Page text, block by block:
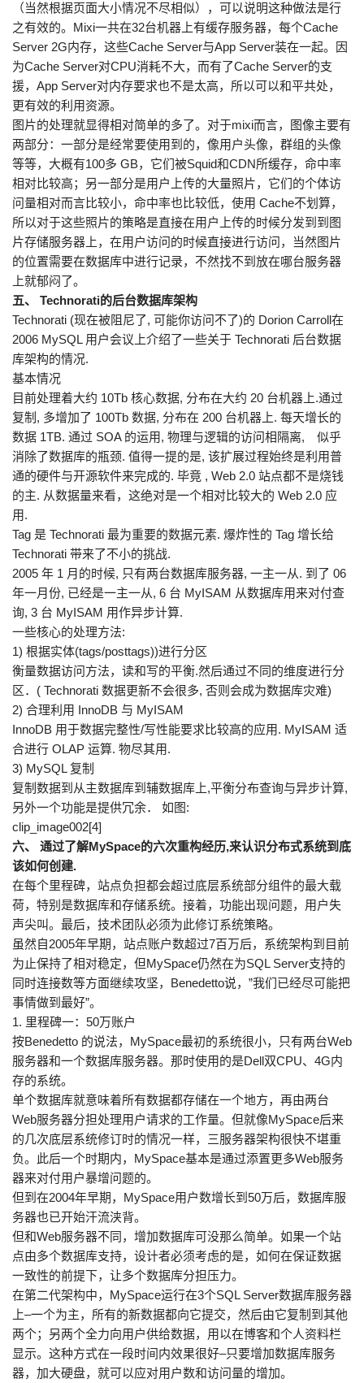
（当然根据页面大小情况不尽相似），可以说明这种做法是行
之有效的。Mixi一共在32台机器上有缓存服务器，每个Cache
Server 2G内存，这些Cache Server与App Server装在一起。因
为Cache Server对CPU消耗不大，而有了Cache Server的支
援，App Server对内存要求也不是太高，所以可以和平共处，
更有效的利用资源。
图片的处理就显得相对简单的多了。对于mixi而言，图像主要有
两部分：一部分是经常要使用到的，像用户头像，群组的头像
等等，大概有100多 GB，它们被Squid和CDN所缓存，命中率
相对比较高；另一部分是用户上传的大量照片，它们的个体访
问量相对而言比较小，命中率也比较低，使用 Cache不划算，
所以对于这些照片的策略是直接在用户上传的时候分发到到图
片存储服务器上，在用户访问的时候直接进行访问，当然图片
的位置需要在数据库中进行记录，不然找不到放在哪台服务器
上就郁闷了。
五、 Technorati的后台数据库架构
Technorati (现在被阻尼了, 可能你访问不了)的 Dorion Carroll在
2006 MySQL 用户会议上介绍了一些关于 Technorati 后台数据
库架构的情况.
基本情况
目前处理着大约 10Tb 核心数据, 分布在大约 20 台机器上.通过
复制, 多增加了 100Tb 数据, 分布在 200 台机器上. 每天增长的
数据 1TB. 通过 SOA 的运用, 物理与逻辑的访问相隔离, 似乎
消除了数据库的瓶颈. 值得一提的是, 该扩展过程始终是利用普
通的硬件与开源软件来完成的. 毕竟 , Web 2.0 站点都不是烧钱
的主. 从数据量来看，这绝对是一个相对比较大的 Web 2.0 应
用.
Tag 是 Technorati 最为重要的数据元素. 爆炸性的 Tag 增长给
Technorati 带来了不小的挑战.
2005 年 1 月的时候, 只有两台数据库服务器, 一主一从. 到了 06
年一月份, 已经是一主一从, 6 台 MyISAM 从数据库用来对付查
询, 3 台 MyISAM 用作异步计算.
一些核心的处理方法:
1) 根据实体(tags/posttags))进行分区
衡量数据访问方法，读和写的平衡.然后通过不同的维度进行分
区．( Technorati 数据更新不会很多, 否则会成为数据库灾难)
2) 合理利用 InnoDB 与 MyISAM
InnoDB 用于数据完整性/写性能要求比较高的应用. MyISAM 适
合进行 OLAP 运算. 物尽其用.
3) MySQL 复制
复制数据到从主数据库到辅数据库上,平衡分布查询与异步计算,
另外一个功能是提供冗余． 如图:
clip_image002[4]
六、 通过了解MySpace的六次重构经历,来认识分布式系统到底
该如何创建.
在每个里程碑，站点负担都会超过底层系统部分组件的最大载
荷，特别是数据库和存储系统。接着，功能出现问题，用户失
声尖叫。最后，技术团队必须为此修订系统策略。
虽然自2005年早期，站点账户数超过7百万后，系统架构到目前
为止保持了相对稳定，但MySpace仍然在为SQL Server支持的
同时连接数等方面继续攻坚，Benedetto说，”我们已经尽可能把
事情做到最好”。
1. 里程碑一：50万账户
按Benedetto 的说法，MySpace最初的系统很小，只有两台Web
服务器和一个数据库服务器。那时使用的是Dell双CPU、4G内
存的系统。
单个数据库就意味着所有数据都存储在一个地方，再由两台
Web服务器分担处理用户请求的工作量。但就像MySpace后来
的几次底层系统修订时的情况一样，三服务器架构很快不堪重
负。此后一个时期内，MySpace基本是通过添置更多Web服务
器来对付用户暴增问题的。
但到在2004年早期，MySpace用户数增长到50万后，数据库服
务器也已开始汗流浃背。
但和Web服务器不同，增加数据库可没那么简单。如果一个站
点由多个数据库支持，设计者必须考虑的是，如何在保证数据
一致性的前提下，让多个数据库分担压力。
在第二代架构中，MySpace运行在3个SQL Server数据库服务器
上–一个为主，所有的新数据都向它提交，然后由它复制到其他
两个；另两个全力向用户供给数据，用以在博客和个人资料栏
显示。这种方式在一段时间内效果很好–只要增加数据库服务
器，加大硬盘，就可以应对用户数和访问量的增加。